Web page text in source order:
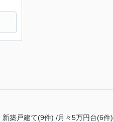
築戸建て(9件) 月々5万円台(6件)